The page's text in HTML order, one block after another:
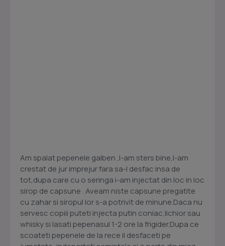
Am spalat pepenele galben ,l-am sters bine,l-am
crestat de jur imprejur fara sa-l desfac insa de
tot,dupa care cu o seringa i-am injectat din loc in loc
sirop de capsune . Aveam niste capsune pregatite
cu zahar si siropul lor s-a potrivit de minune.Daca nu
servesc copiii puteti injecta putin coniac,lichior sau
whisky si lasati pepenasul 1-2 ore la frigider.Dupa ce
scoateti pepenele de la rece il desfaceti pe